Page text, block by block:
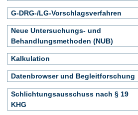
G-DRG-/LG-Vorschlagsverfahren
Neue Untersuchungs- und
Behandlungsmethoden (NUB)
Kalkulation
Datenbrowser und Begleitforschung
Schlichtungsausschuss nach § 19
KHG